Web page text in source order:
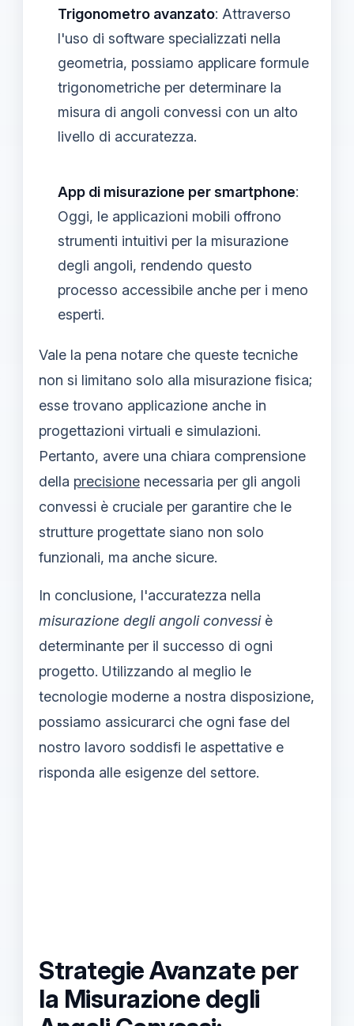
Trigonometro avanzato: Attraverso
l'uso di software specializzati nella
geometria, possiamo applicare formule
trigonometriche per determinare la
misura di angoli convessi con un alto
livello di accuratezza.
App di misurazione per smartphone:
Oggi, le applicazioni mobili offrono
strumenti intuitivi per la misurazione
degli angoli, rendendo questo
processo accessibile anche per i meno
esperti.
Vale la pena notare che queste tecniche
non si limitano solo alla misurazione fisica;
esse trovano applicazione anche in
progettazioni virtuali e simulazioni.
Pertanto, avere una chiara comprensione
della precisione necessaria per gli angoli
convessi è cruciale per garantire che le
strutture progettate siano non solo
funzionali, ma anche sicure.
In conclusione, l'accuratezza nella
misurazione degli angoli convessiè
determinante per il successo di ogni
progetto. Utilizzando al meglio le
tecnologie moderne a nostra disposizione,
possiamo assicurarci che ogni fase del
nostro lavoro soddisfi le aspettative e
risponda alle esigenze del settore.
Strategie Avanzate per
la Misurazione degli